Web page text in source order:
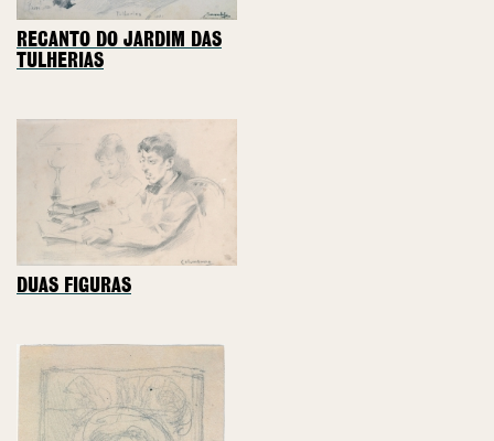
RECANTO DO JARDIM DAS
TULHERIAS
DUAS FIGURAS